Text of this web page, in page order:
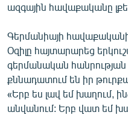
ՁԳՏԵԼՈՎ ԼԱՎԱԳՈՒՅՆԻՆ
ՓՈԴՔԱՍԹ
Հայերեն
English
Русский
ազգային հավաքականը
Գերմանիայի
Օզիլը հայտարարեց
գերմանական հանրության
քննադատում են իր
«Երբ ես լավ եմ խաղում,
անվանում: Երբ վատ եմ